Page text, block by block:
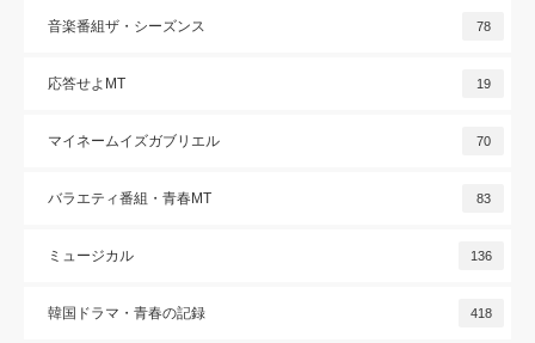
音楽番組ザ・シーズンス 78
応答せよMT 19
マイネームイズガブリエル 70
バラエティ番組・青春MT 83
ミュージカル 136
韓国ドラマ・青春の記録 418